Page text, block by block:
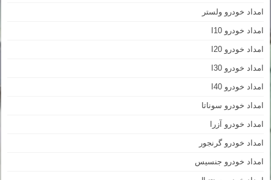
امداد خودرو ولستر
امداد خودرو I10
امداد خودرو I20
امداد خودرو I30
امداد خودرو I40
امداد خودرو سوناتا
امداد خودرو آزرا
امداد خودرو گرنجور
امداد خودرو جنسیس